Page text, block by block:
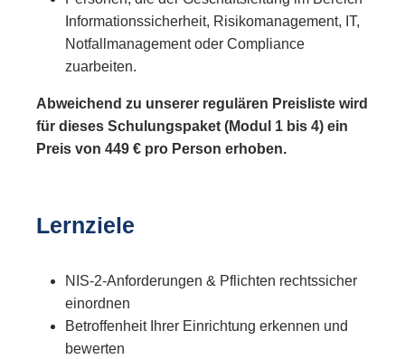
Informationssicherheit, Risikomanagement, IT,
Notfallmanagement oder Compliance
zuarbeiten.
Abweichend zu unserer regulären Preisliste wird
für dieses Schulungspaket (Modul 1 bis 4) ein
Preis von 449 € pro Person erhoben.
Lernziele
NIS-2-Anforderungen & Pflichten rechtssicher
einordnen
Betroffenheit Ihrer Einrichtung erkennen und
bewerten